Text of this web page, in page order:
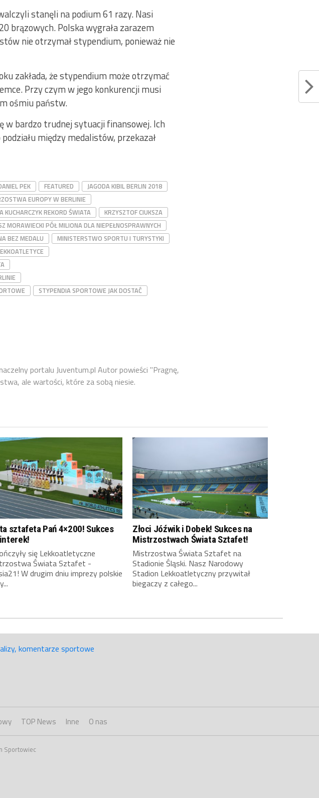
stanęli na podium 61 razy. Nasi
brązowych. Polska wygrała zarazem
nie otrzymał stypendium, ponieważ nie
zakłada, że stypendium może otrzymać
Przy czym w jego konkurencji musi
ośmiu państw.
w bardzo trudnej sytuacji finansowej. Ich
między medalistów, przekazał
PEK FEATURED
JAGODA KIBIL BERLIN 2018
EUROPY W BERLINIE
KUCHARCZYK REKORD ŚWIATA
KRZYSZTOF CIUKSZA
MORAWIECKI PÓŁ MILIONA DLA NIEPEŁNOSPRAWNYCH
BEZ MEDALU
MINISTERSTWO SPORTU I TURYSTYKI
STYPENDIA SPORTOWE JAK DOSTAĆ
portalu Juventum.pl Autor powieści "Pragnę,
ale wartości, które za sobą niesie.
sztafeta Pań 4×200! Sukces
się Lekkoatletyczne
Świata Sztafet -
W drugim dniu imprezy polskie
Złoci Jóźwik i Dobek! Sukces na
Mistrzostwach Świata Sztafet!
Mistrzostwa Świata Sztafet na
Stadionie Śląski. Nasz Narodowy
Stadion Lekkoatletyczny przywitał
biegaczy z całego...
TOP News Inne O nas
Sportowiec